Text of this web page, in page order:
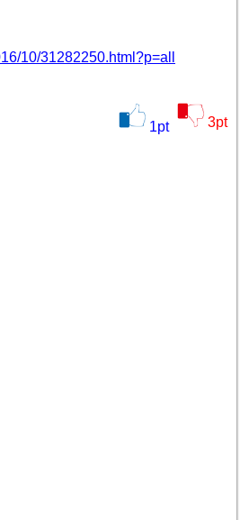
10/31282250.html?p=all
1pt 3pt